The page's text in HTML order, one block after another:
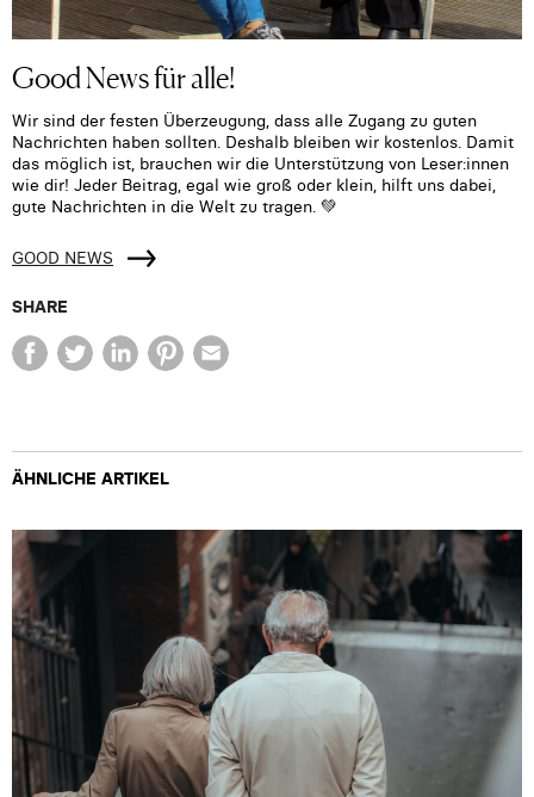
Good News für alle!
Wir sind der festen Überzeugung, dass alle Zugang zu guten
Nachrichten haben sollten. Deshalb bleiben wir kostenlos. Damit
das möglich ist, brauchen wir die Unterstützung von Leser:innen
wie dir! Jeder Beitrag, egal wie groß oder klein, hilft uns dabei,
gute Nachrichten in die Welt zu tragen. 💚
GOOD NEWS
SHARE
ÄHNLICHE ARTIKEL